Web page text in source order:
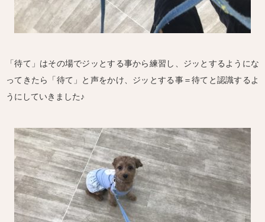
「待て」はその場でジッとする事から練習し、ジッとするようにな
ってきたら「待て」と声をかけ、ジッとする事＝待てと認識するよ
うにしていきました♪